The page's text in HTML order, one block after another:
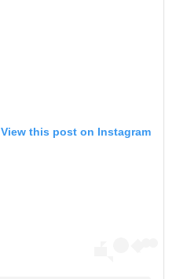
View this post on Instagram